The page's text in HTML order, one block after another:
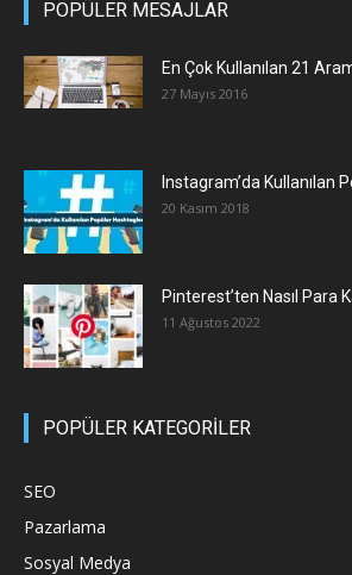
POPÜLER MESAJLAR
En Çok Kullanılan 21
27 Mayıs 2016
Instagram’da Kullanılan
20 Kasım 2018
Pinterest’ten Nasıl Para
11 Ağustos 2022
POPÜLER KATEGORİLER
SEO
Pazarlama
Sosyal Medya